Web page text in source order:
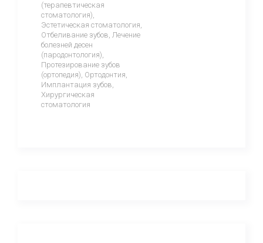
(терапевтическая
стоматология),
Эстетическая стоматология,
Отбеливание зубов, Лечение
болезней десен
(пародонтология),
Протезирование зубов
(ортопедия), Ортодонтия,
Имплантация зубов,
Хирургическая
стоматология